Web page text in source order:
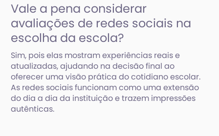
Vale a pena considerar
avaliações de redes sociais na
escolha da escola?
Sim, pois elas mostram experiências reais e
atualizadas, ajudando na decisão final ao
oferecer uma visão prática do cotidiano escolar.
As redes sociais funcionam como uma extensão
do dia a dia da instituição e trazem impressões
autênticas.